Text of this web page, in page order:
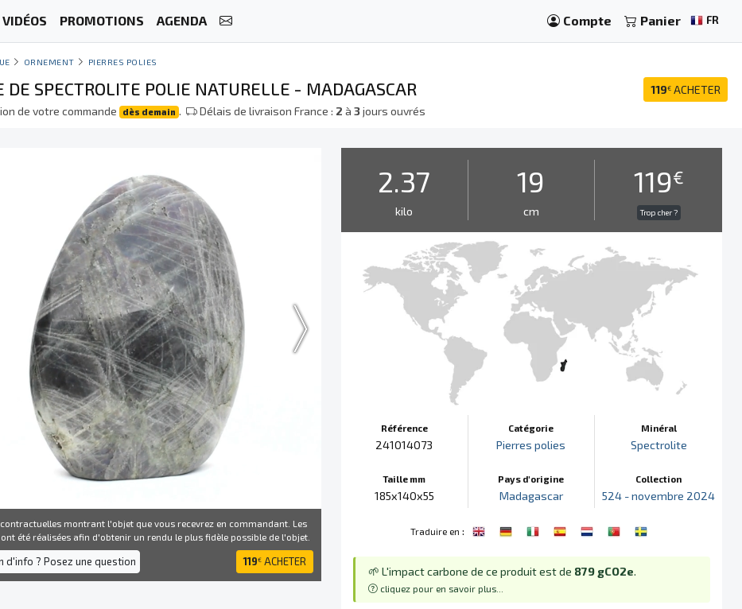
VIDÉOS PROMOTIONS AGENDA Compte Panier FR
ORNEMENT PIERRES POLIES
119€ ACHETER
DE SPECTROLITE POLIE NATURELLE - MADAGASCAR
de votre commande dès demain . Délais de livraison France : 2 à3jours ouvrés
montrant l'objet que vous recevrez en commandant. Les
été réalisées afin d'obtenir un rendu le plus fidèle possible de l'objet.
d'info ? Posez une question 119€ ACHETER
2.37
kilo
19
cm
119€
Trop cher ?
Référence
241014073
Taille mm
185x140x55
Catégorie
Pierres polies
Pays d'origine
Madagascar
Minéral
Spectrolite
Collection
524 - novembre 2024
Traduire en :
🌱 L'impact carbone de ce produit est de 879 gCO2e.
cliquez pour en savoir plus...